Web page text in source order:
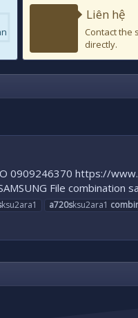
Liên hệ
Contact the
directly.
0909246370 https://
File
ksu2ara1 a720sksu2ara1